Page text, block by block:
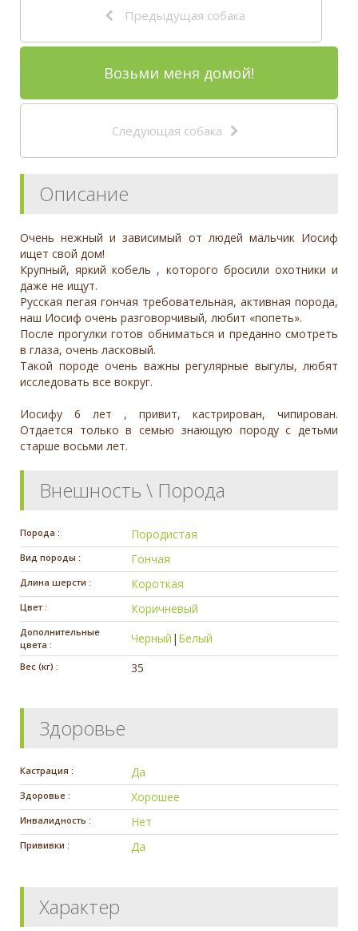
Предыдущая собака
Возьми меня домой!
Следующая собака
Описание
Очень нежный и зависимый от людей мальчик Иосиф
ищет свой дом!
Крупный, яркий кобель , которого бросили охотники и
даже не ищут.
Русская пегая гончая требовательная, активная порода,
наш Иосиф очень разговорчивый, любит «попеть».
После прогулки готов обниматься и преданно смотреть
в глаза, очень ласковый.
Такой породе очень важны регулярные выгулы, любят
исследовать все вокруг.
Иосифу 6 лет , привит, кастрирован, чипирован.
Отдается только в семью знающую породу с детьми
старше восьми лет.
Внешность \ Порода
Порода : Породистая
Вид породы : Гончая
Длина шерсти : Короткая
Цвет : Коричневый
Дополнительные
цвета :
Черный | Белый
Вес (кг) : 35
Здоровье
Кастрация : Да
Здоровье : Хорошее
Инвалидность : Нет
Прививки : Да
Характер